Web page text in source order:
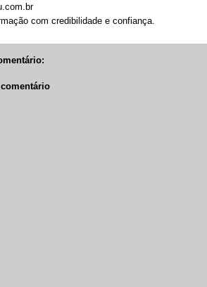
com credibilidade e confiança.